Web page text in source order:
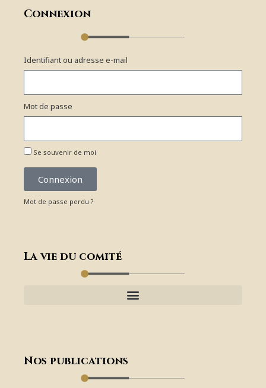
Connexion
Identifiant ou adresse e-mail
Mot de passe
Se souvenir de moi
Connexion
Mot de passe perdu ?
La vie du comité
Nos publications